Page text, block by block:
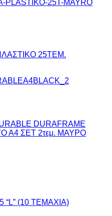
25ΤΕΜ.
DURAFRAME
Α4 ΣΕΤ 2τεμ. ΜΑΥΡΟ
(10 ΤΕΜΑΧΙΑ)